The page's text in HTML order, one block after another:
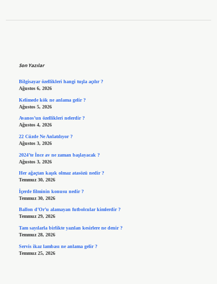
Son Yazılar
Bilgisayar özellikleri hangi tuşla açılır ?
Ağustos 6, 2026
Kelimede kök ne anlama gelir ?
Ağustos 5, 2026
Avanos’un özellikleri nelerdir ?
Ağustos 4, 2026
22 Cüzde Ne Anlatılıyor ?
Ağustos 3, 2026
2024’te İnce av ne zaman başlayacak ?
Ağustos 3, 2026
Her ağaçtan kaşık olmaz atasözü nedir ?
Temmuz 30, 2026
İçerde filminin konusu nedir ?
Temmuz 30, 2026
Ballon d’Or’u alamayan futbolcular kimlerdir ?
Temmuz 29, 2026
Tam sayılarla birlikte yazılan kesirlere ne denir ?
Temmuz 28, 2026
Servis ikaz lambası ne anlama gelir ?
Temmuz 25, 2026